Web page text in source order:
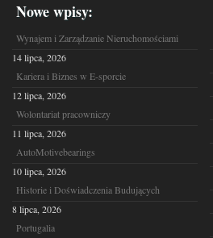
Nowe wpisy:
Wynajem i Zarządzanie Nieruchomościami
14 lipca, 2026
Kariera i Biznes w E-sporcie
12 lipca, 2026
Wolontariat pracowniczy
11 lipca, 2026
AutoMotivebearings
10 lipca, 2026
Historie i Doświadczenia Budujących
8 lipca, 2026
Portugalia